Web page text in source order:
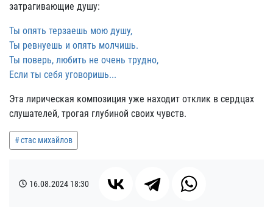
затрагивающие душу:
Ты опять терзаешь мою душу,
Ты ревнуешь и опять молчишь.
Ты поверь, любить не очень трудно,
Если ты себя уговоришь...
Эта лирическая композиция уже находит отклик в сердцах
слушателей, трогая глубиной своих чувств.
стас михайлов
16.08.2024 18:30